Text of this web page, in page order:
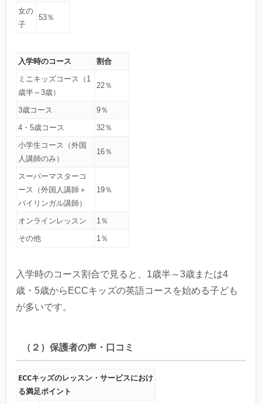
女の
子
53％
入学時のコース 割合
ミニキッズコース（1
歳半～3歳）
22％
3歳コース
9％
4・5歳コース
32％
小学生コース（外国
人講師のみ）
16％
スーパーマスターコ
ース（外国人講師＋
バイリンガル講師）
19％
オンラインレッスン
1％
その他
1％
入学時のコース割合で見ると、1歳半～3歳または4
歳・5歳からECCキッズの英語コースを始める子ども
が多いです。
（２）保護者の声・口コミ
ECCキッズのレッスン・サービスにおけ
る満足ポイント